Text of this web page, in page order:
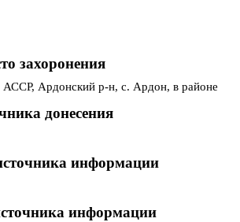
захоронения
АССР, Ардонский р-н, с. Ардон, в районе
донесения
информации
информации